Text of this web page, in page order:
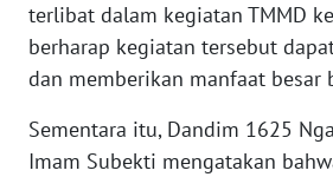
terlibat dalam kegiatan TMMD
berharap kegiatan tersebut
dan memberikan manfaat besar
Sementara itu, Dandim 1625
Imam Subekti mengatakan
WN
PAKPAK
KARAWANG